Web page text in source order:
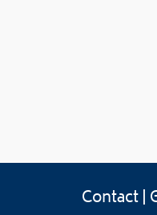
Contact|